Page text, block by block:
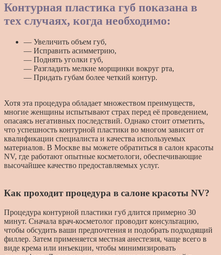
Контурная пластика губ показана в
тех случаях, когда необходимо:
— Увеличить объем губ,
— Исправить асимметрию,
— Поднять уголки губ,
— Разгладить мелкие морщинки вокруг рта,
— Придать губам более четкий контур.
Хотя эта процедура обладает множеством преимуществ,
многие женщины испытывают страх перед её проведением,
опасаясь негативных последствий. Однако стоит отметить,
что успешность контурной пластики во многом зависит от
квалификации специалиста и качества используемых
материалов. В Москве вы можете обратиться в салон красоты
NV, где работают опытные косметологи, обеспечивающие
высочайшее качество предоставляемых услуг.
Как проходит процедура в салоне красоты NV?
Процедура контурной пластики губ длится примерно 30
минут. Сначала врач-косметолог проводит консультацию,
чтобы обсудить ваши предпочтения и подобрать подходящий
филлер. Затем применяется местная анестезия, чаще всего в
виде крема или инъекции, чтобы минимизировать